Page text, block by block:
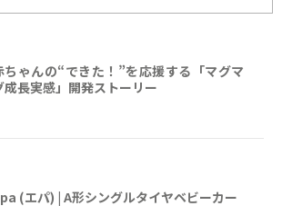
ちゃんの“できた！”を応援する「マグマ
成長実感」開発ストーリー
(エパ) | A形シングルタイヤベビーカー